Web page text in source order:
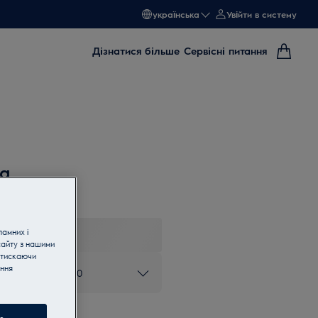
українська Увійти в систему
Дізнатися більше Сервісні питання
0 800 50 80 20
і
з нашими